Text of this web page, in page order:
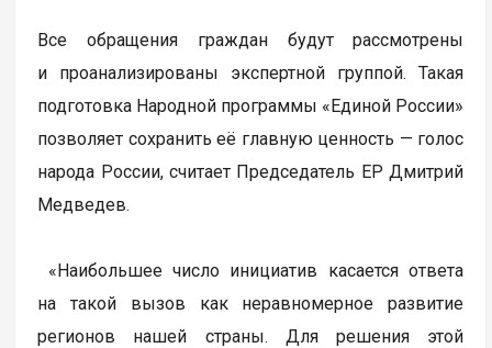
Все обращения граждан будут рассмотрены
и проанализированы экспертной группой. Такая
подготовка Народной программы «Единой России»
позволяет сохранить её главную ценность — голос
народа России, считает Председатель ЕР Дмитрий
Медведев.
«Наибольшее число инициатив касается ответа
на такой вызов как неравномерное развитие
регионов нашей страны. Для решения этой